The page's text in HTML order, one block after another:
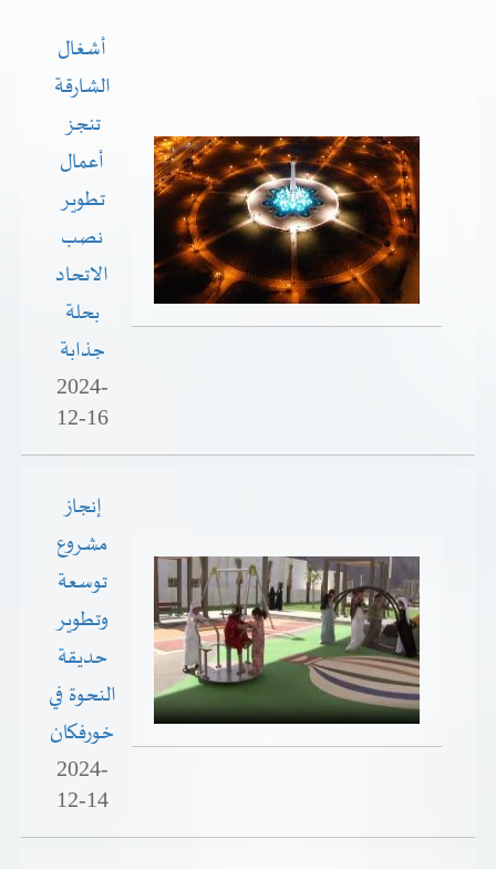
أشغال
الشارقة
تنجز
أعمال
تطوير
نصب
الاتحاد
بحلة
جذابة
2024-
12-16
إنجاز
مشروع
توسعة
وتطوير
حديقة
النحوة في
خورفكان
2024-
12-14